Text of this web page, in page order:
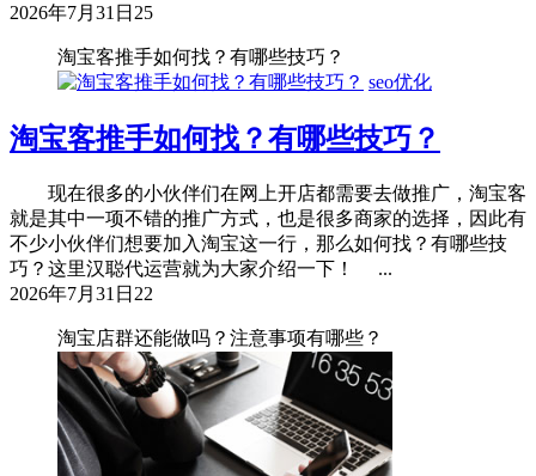
2026年7月31日 25
淘宝客推手如何找？有哪些技巧？
seo优化
淘宝客推手如何找？有哪些技巧？
现在很多的小伙伴们在网上开店都需要去做推广，淘宝客
就是其中一项不错的推广方式，也是很多商家的选择，因此有
不少小伙伴们想要加入淘宝这一行，那么如何找？有哪些技
巧？这里汉聪代运营就为大家介绍一下！ ...
2026年7月31日 22
淘宝店群还能做吗？注意事项有哪些？